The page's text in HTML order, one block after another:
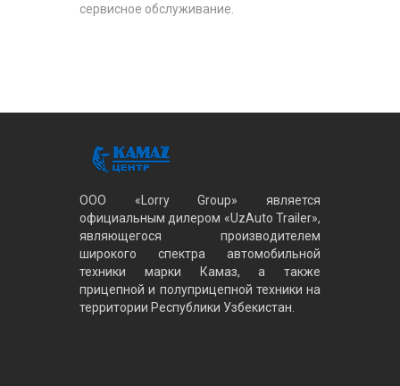
сервисное обслуживание.
ООО «Lorry Group» является
официальным дилером «UzAuto Trailer»,
являющегося производителем
широкого спектра автомобильной
техники марки Камаз, а также
прицепной и полуприцепной техники на
территории Республики Узбекистан.